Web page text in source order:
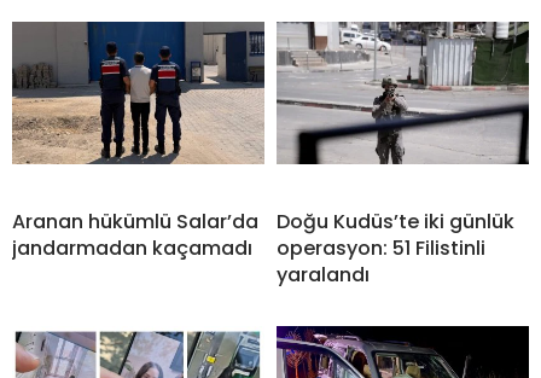
Aranan hükümlü Salar’da
jandarmadan kaçamadı
Doğu Kudüs’te iki günlük
operasyon: 51 Filistinli
yaralandı